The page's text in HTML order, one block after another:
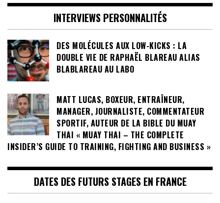
INTERVIEWS PERSONNALITÉS
DES MOLÉCULES AUX LOW-KICKS : LA
DOUBLE VIE DE RAPHAËL BLAREAU ALIAS
BLABLAREAU AU LABO
MATT LUCAS, BOXEUR, ENTRAÎNEUR,
MANAGER, JOURNALISTE, COMMENTATEUR
SPORTIF, AUTEUR DE LA BIBLE DU MUAY
THAI « MUAY THAI – THE COMPLETE
INSIDER’S GUIDE TO TRAINING, FIGHTING AND BUSINESS »
DATES DES FUTURS STAGES EN FRANCE